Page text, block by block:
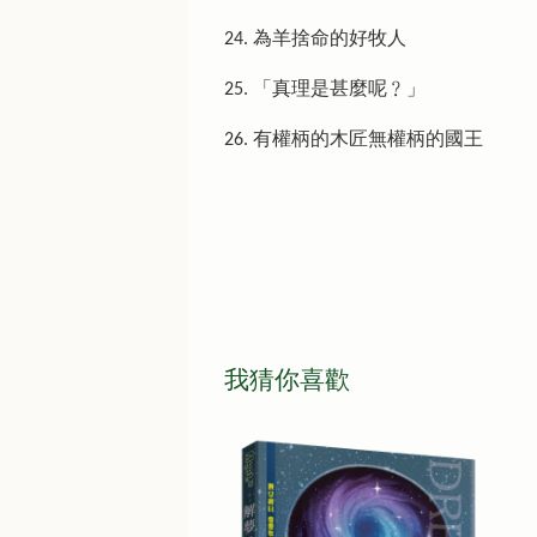
24. 為羊捨命的好牧人
25. 「真理是甚麼呢﹖」
26. 有權柄的木匠無權柄的國王
我猜你喜歡